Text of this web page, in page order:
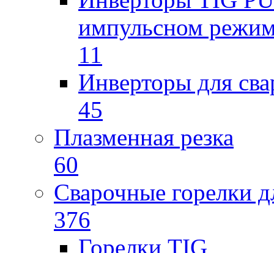
импульсном
11
Инверторы для
45
Плазменная резка
60
Сварочные горелки
376
Горелки TIG